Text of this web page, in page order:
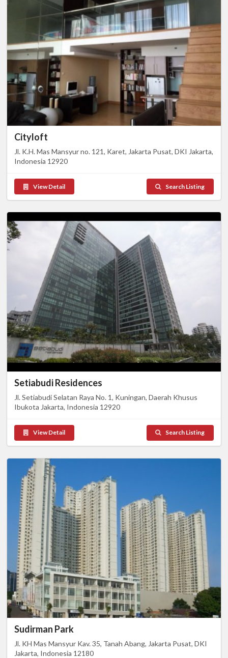
Cityloft
Jl. K.H. Mas Mansyur no. 121, Karet, Jakarta Pusat, DKI Jakarta,
Indonesia 12920
View Detail Search Listing
Setiabudi Residences
Jl. Setiabudi Selatan Raya No. 1, Kuningan, Daerah Khusus
Ibukota Jakarta, Indonesia 12920
View Detail Search Listing
Sudirman Park
Jl. KH Mas Mansyur Kav. 35, Tanah Abang, Jakarta Pusat, DKI
Jakarta, Indonesia 12180